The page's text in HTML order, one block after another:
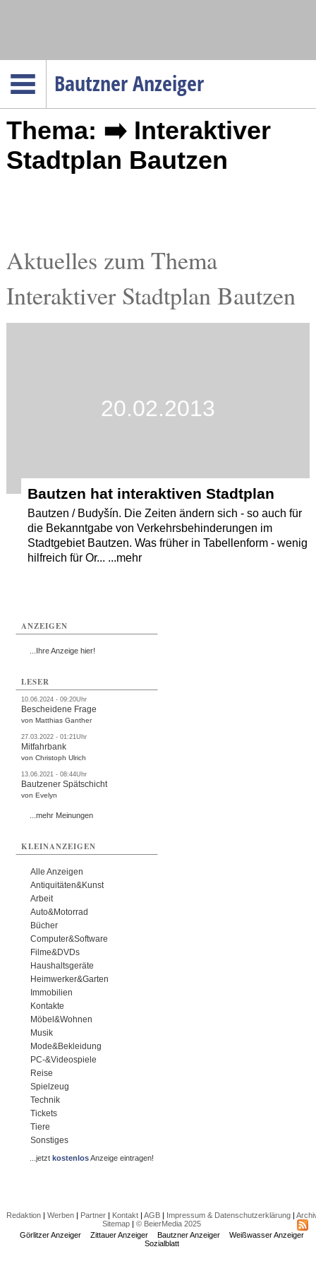
Bautzner Anzeiger
Menüpunkte
Startseite
Gesellschaft
Gesundheit
Kultur
Thema: ➡️ Interaktiver
Stadtplan Bautzen
Aktuelles zum Thema
Interaktiver Stadtplan Bautzen
20.02.2013
Bautzen hat interaktiven Stadtplan
Bautzen / Budyšín. Die Zeiten ändern sich - so auch für
die Bekanntgabe von Verkehrsbehinderungen im
Stadtgebiet Bautzen. Was früher in Tabellenform - wenig
hilfreich für Or... ...mehr
ANZEIGEN
...Ihre Anzeige hier!
LESER
10.06.2024 - 09:20Uhr
Bescheidene Frage
von Matthias Ganther
27.03.2022 - 01:21Uhr
Mitfahrbank
von Christoph Ulrich
13.06.2021 - 08:44Uhr
Bautzener Spätschicht
von Evelyn
...mehr Meinungen
KLEINANZEIGEN
Alle Anzeigen
Antiquitäten&Kunst
Arbeit
Auto&Motorrad
Bücher
Computer&Software
Filme&DVDs
Haushaltsgeräte
Heimwerker&Garten
Immobilien
Kontakte
Möbel&Wohnen
Musik
Mode&Bekleidung
PC-&Videospiele
Reise
Spielzeug
Technik
Tickets
Tiere
Sonstiges
...jetztkostenlosAnzeige eintragen!
Redaktion| Werben| Partner| Kontakt| AGB| Impressum & Datenschutzerklärung|
Sitemap| © BeierMedia 2025
Görlitzer Anzeiger
Zittauer Anzeiger Bautzner Anzeiger
Weißwasser Anzeiger
Sozialblatt